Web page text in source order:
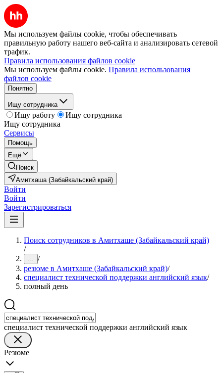
Мы используем файлы cookie, чтобы обеспечивать
правильную работу нашего веб-сайта и анализировать сетевой
трафик.
Правила использования файлов cookie
Мы используем файлы cookie. Правила использования
файлов cookie
Понятно
Ищу сотрудника
Ищу работу
Ищу сотрудника
Ищу сотрудника
Сервисы
Помощь
Ещё
Поиск
Амитхаша (Забайкальский край)
Войти
Войти
Зарегистрироваться
Поиск сотрудников в Амитхаше (Забайкальский край)
/
... /
резюме в Амитхаше (Забайкальский край)/
специалист технической поддержки английский язык/
полный день
специалист технической поддержки английский язык
Резюме